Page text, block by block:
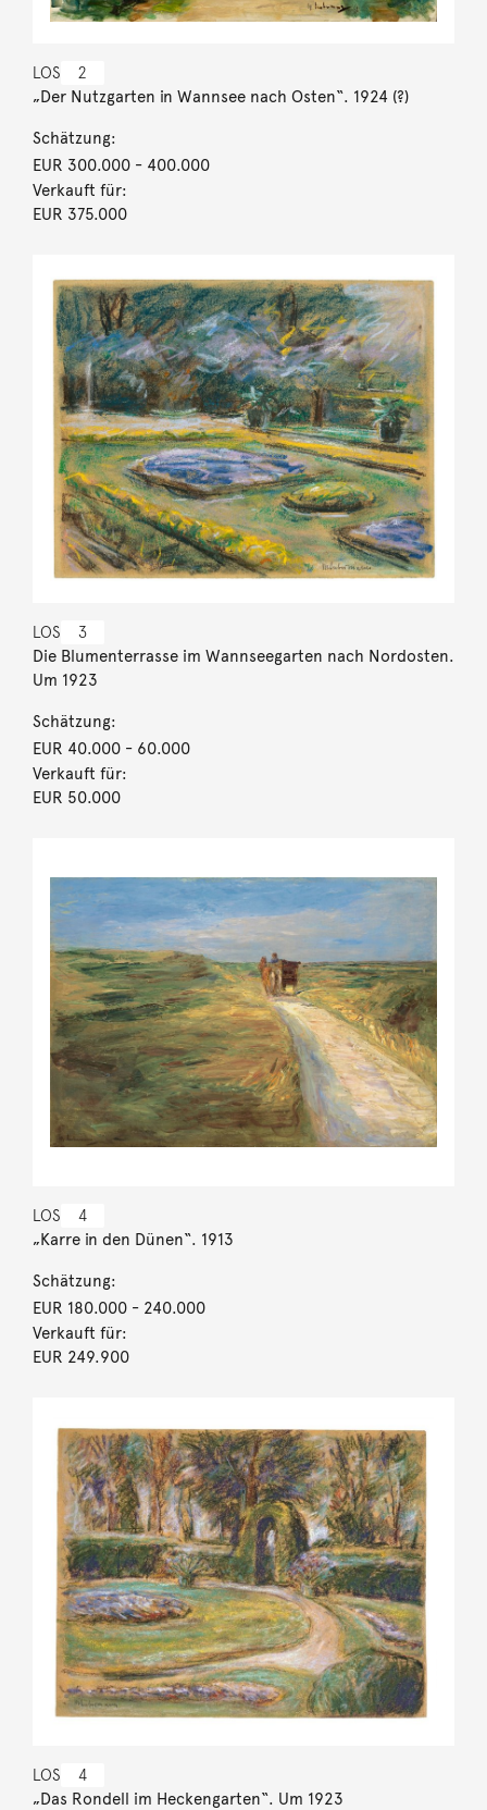
LOS 2
„Der Nutzgarten in Wannsee nach Osten“. 1924 (?)
Schätzung:
EUR 300.000- 400.000
Verkauft für:
EUR 375.000
LOS 3
Die Blumenterrasse im Wannseegarten nach Nordosten.
Um 1923
Schätzung:
EUR 40.000- 60.000
Verkauft für:
EUR 50.000
LOS 4
„Karre in den Dünen“. 1913
Schätzung:
EUR 180.000- 240.000
Verkauft für:
EUR 249.900
LOS 4
„Das Rondell im Heckengarten“. Um 1923